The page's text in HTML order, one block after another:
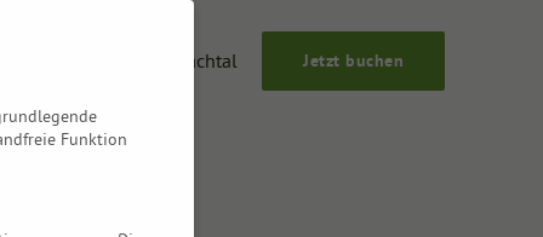
Das Lesachtal Jetzt buchen
Funktion